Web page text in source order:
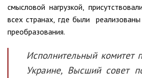
смысловой нагрузкой,
всех странах, где были
преобразования.
Исполнительный комитет
Украине, Высший совет